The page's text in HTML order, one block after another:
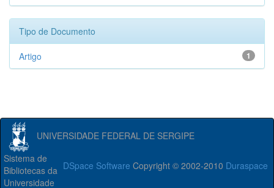
Tipo de Documento
1
Artigo
UNIVERSIDADE FEDERAL DE SERGIPE
DSpace Software Copyright © 2002-2010 Duraspace
Sistema de
Bibliotecas da
Universidade